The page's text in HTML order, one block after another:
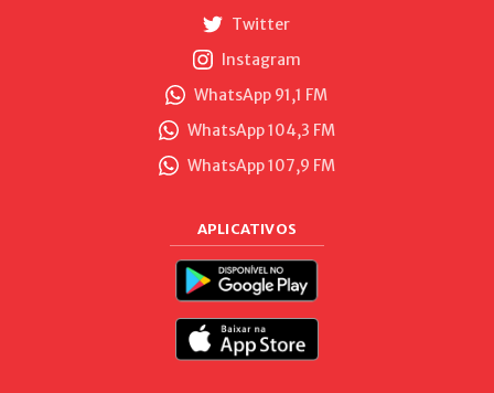
Twitter
Instagram
WhatsApp 91,1 FM
WhatsApp 104,3 FM
WhatsApp 107,9 FM
APLICATIVOS